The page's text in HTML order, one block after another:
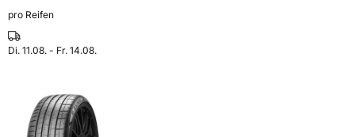
pro Reifen
Di. 11.08. - Fr. 14.08.